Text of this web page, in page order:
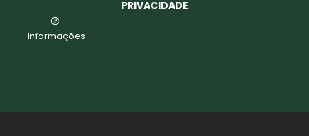
PRIVACIDADE
Informações